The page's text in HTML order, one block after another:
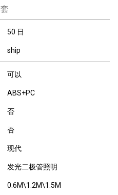
套
50 日
ship
可以
ABS+PC
否
否
现代
发光二极管照明
0.6M\1.2M\1.5M